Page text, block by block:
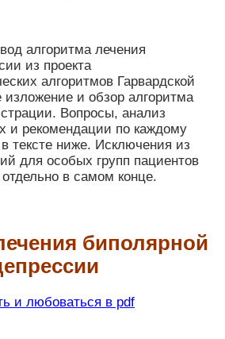
алгоритма лечения
из проекта
алгоритмов Гарвардской
изложение и обзор алгоритма
Вопросы, анализ
и рекомендации по каждому
тексте ниже. Исключения из
для особых групп пациентов
в самом конце.
биполярной
и любоваться в pdf